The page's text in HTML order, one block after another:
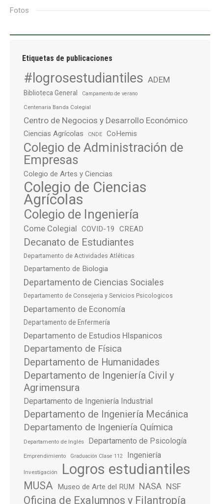
Fotos
Etiquetas de publicaciones
#logrosestudiantiles ADEM
Biblioteca General Campamento de verano
Centenaria Banda Colegial
Centro de Negocios y Desarrollo Económico
Ciencias Agrícolas CNDE CoHemis
Colegio de Administración de
Empresas
Colegio de Artes y Ciencias
Colegio de Ciencias
Agrícolas
Colegio de Ingeniería
Come Colegial COVID-19 CREAD
Decanato de Estudiantes
Departamento de Actividades Atléticas
Departamento de Biologia
Departamento de Ciencias Sociales
Departamento de Consejeria y Servicios Psicologicos
Departamento de Economía
Departamento de Enfermería
Departamento de Estudios HIspanicos
Departamento de Física
Departamento de Humanidades
Departamento de Ingeniería Civil y
Agrimensura
Departamento de Ingeniería Industrial
Departamento de Ingeniería Mecánica
Departamento de Ingeniería Química
Departamento de Inglés Departamento de Psicología
Emprendimiento Graduación Clase 112 Ingeniería
Investigación Logros estudiantiles
MUSA Museo de Arte del RUM NASA NSF
Oficina de Exalumnos y Filantropía